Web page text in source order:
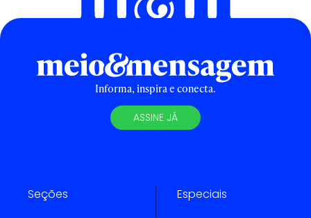
Informa, inspira e conecta.
ASSINE JÁ
Seções Especiais